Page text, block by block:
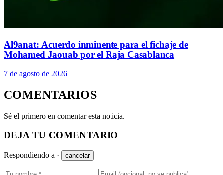
Al9anat: Acuerdo inminente para el fichaje de
Mohamed Jaouab por el Raja Casablanca
7 de agosto de 2026
COMENTARIOS
Sé el primero en comentar esta noticia.
DEJA TU COMENTARIO
Respondiendo a · cancelar